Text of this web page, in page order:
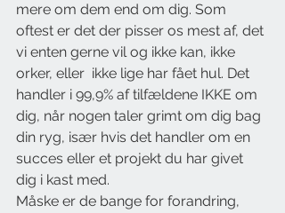
mere om dem end om dig. Som
oftest er det der pisser os mest af, det
vi enten gerne vil og ikke kan, ikke
orker, eller  ikke lige har fået hul. Det
handler i 99,9% af tilfældene IKKE om
dig, når nogen taler grimt om dig bag
din ryg, især hvis det handler om en
succes eller et projekt du har givet
dig i kast med.
Måske er de bange for forandring,